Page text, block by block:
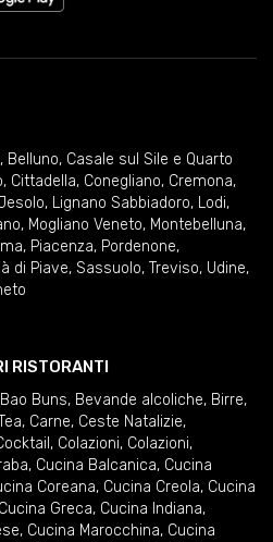
, Belluno, Casale sul Sile e Quarto
, Cittadella, Conegliano, Cremona,
, Lignano Sabbiadoro, Lodi,
, Mogliano Veneto, Montebelluna,
, Piacenza, Pordenone,
di Piave, Sassuolo, Treviso, Udine,
RISTORANTI
Bao Buns, Bevande alcoliche, Birre,
, Carne, Ceste Natalizie,
, Colazioni, Colazioni,
, Cucina Balcanica, Cucina
Coreana, Cucina Creola, Cucina
Cucina Greca, Cucina Indiana,
, Cucina Marocchina, Cucina